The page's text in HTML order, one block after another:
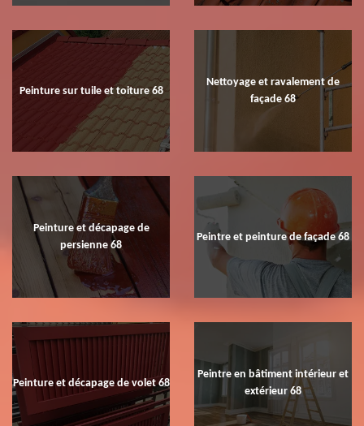
Peinture sur tuile et toiture 68
Nettoyage et ravalement de
façade 68
Peinture et décapage de
persienne 68
Peintre et peinture de façade 68
Peinture et décapage de volet 68
Peintre en bâtiment intérieur et
extérieur 68